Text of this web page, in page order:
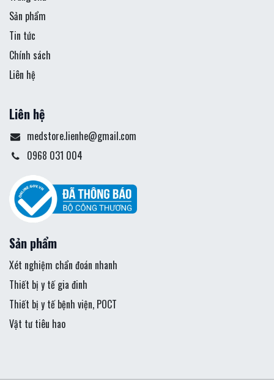
Sản phẩm
Tin tức
Chính sách
Liên hệ
Liên hệ
medstore.lienhe@gmail.com
0968 031 004
Sản phẩm
Xét nghiệm chẩn đoán nhanh
Thiết bị y tế gia đinh
Thiết bị y tế bệnh viện, POCT
Vật tư tiêu hao